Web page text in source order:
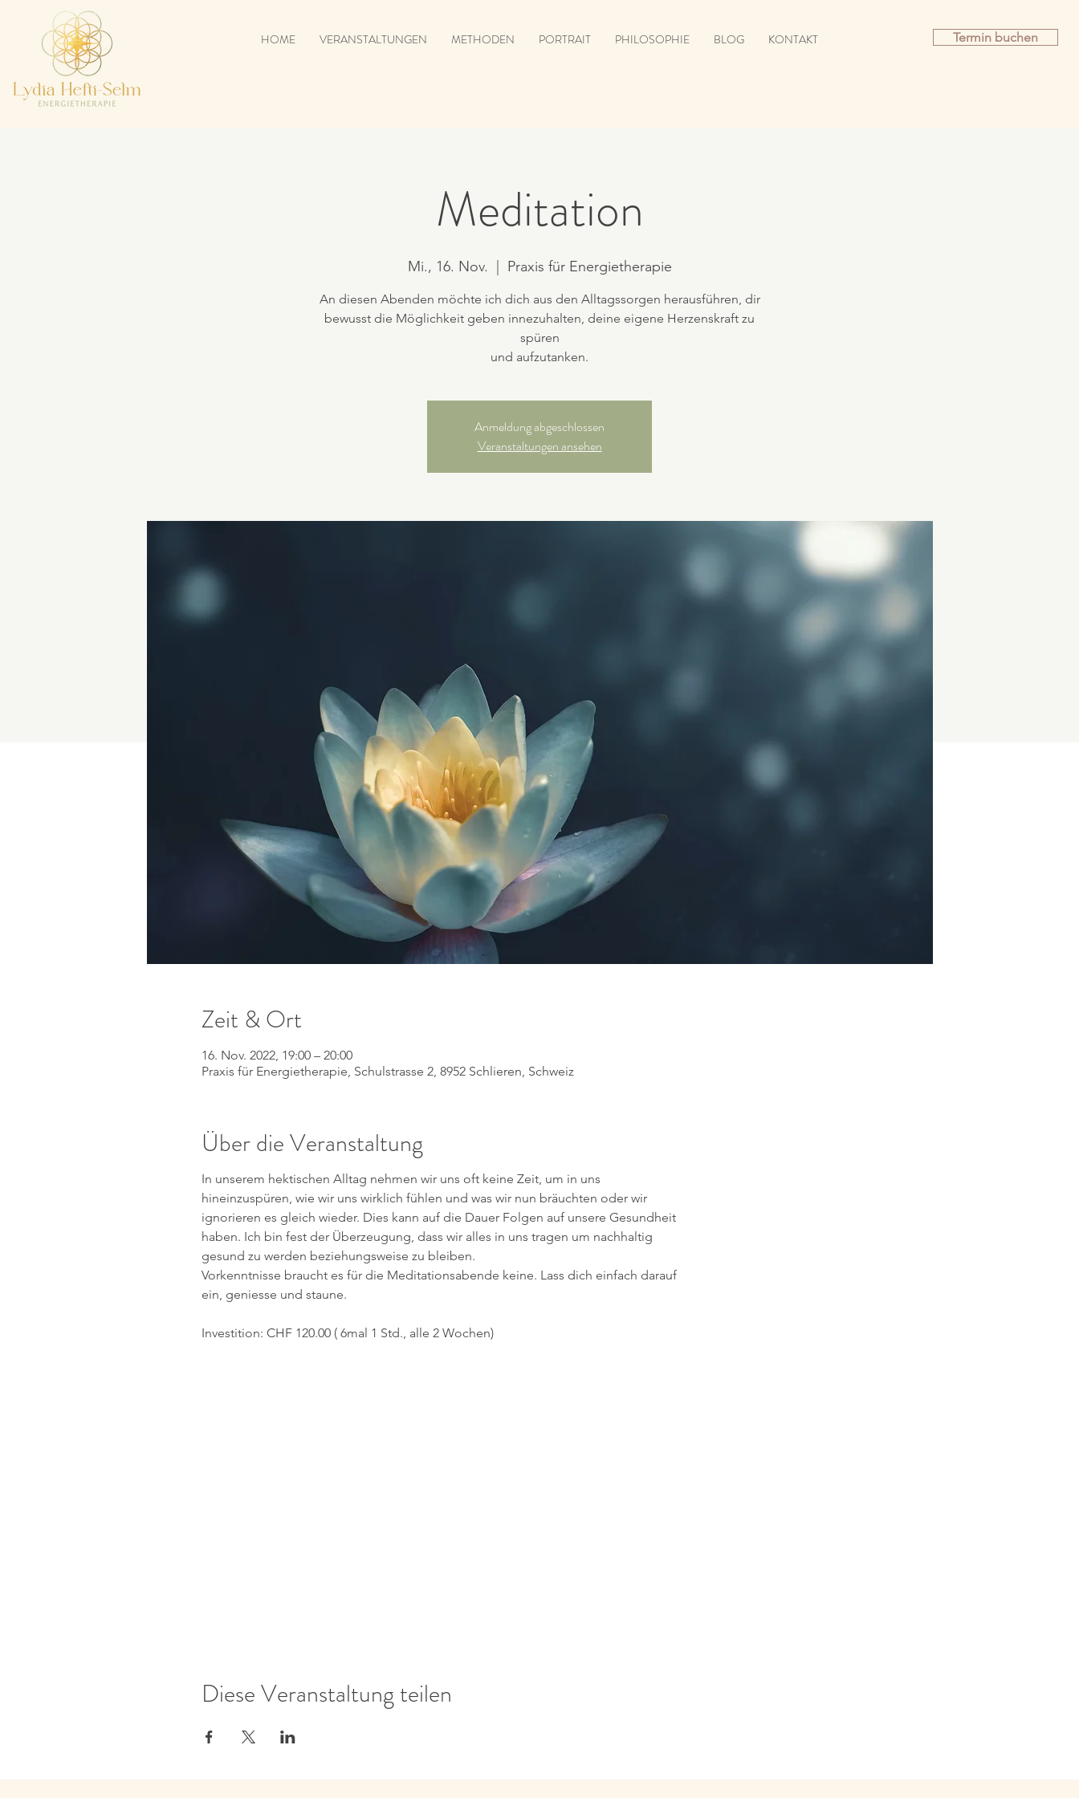
HOME VERANSTALTUNGEN METHODEN PORTRAIT PHILOSOPHIE BLOG KONTAKT Termin buchen
Meditation
Mi., 16. Nov. Praxis für Energietherapie
An diesen Abenden möchte ich dich aus den Alltagssorgen herausführen, dir
bewusst die Möglichkeit geben innezuhalten, deine eigene Herzenskraft zu
spüren
und aufzutanken.
Anmeldung abgeschlossen
Veranstaltungen ansehen
Zeit & Ort
16. Nov. 2022, 19:00 – 20:00
Praxis für Energietherapie, Schulstrasse 2, 8952 Schlieren, Schweiz
Über die Veranstaltung
In unserem hektischen Alltag nehmen wir uns oft keine Zeit, um in uns
hineinzuspüren, wie wir uns wirklich fühlen und was wir nun bräuchten oder wir
ignorieren es gleich wieder. Dies kann auf die Dauer Folgen auf unsere Gesundheit
haben. Ich bin fest der Überzeugung, dass wir alles in uns tragen um nachhaltig
gesund zu werden beziehungsweise zu bleiben.
Vorkenntnisse braucht es für die Meditationsabende keine. Lass dich einfach darauf
ein, geniesse und staune.
Investition: CHF 120.00 ( 6mal 1 Std., alle 2 Wochen)
Diese Veranstaltung teilen